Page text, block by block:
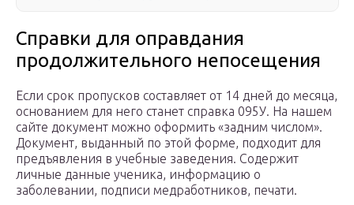
Справки для оправдания
продолжительного непосещения
Если срок пропусков составляет от 14 дней до месяца,
основанием для него станет справка 095У. На нашем
сайте документ можно оформить «задним числом».
Документ, выданный по этой форме, подходит для
предъявления в учебные заведения. Содержит
личные данные ученика, информацию о
заболевании, подписи медработников, печати.